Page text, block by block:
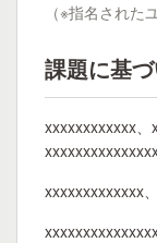
（※指名された
課題に基
xxxxxxxxxxxx、
xxxxxxxxxxxxxxx
xxxxxxxxxxxxx